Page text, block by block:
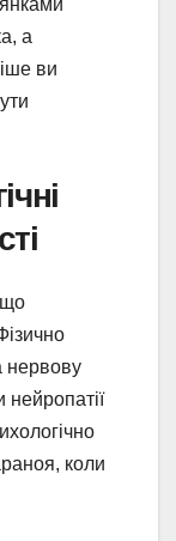
а
ви
що
нервову
коли